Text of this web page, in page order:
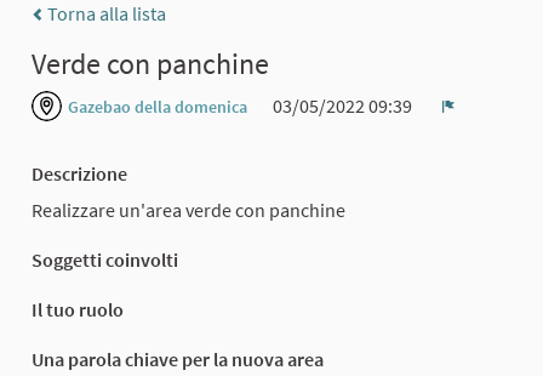
Torna alla lista
Verde con panchine
Gazebao della domenica
03/05/2022 09:39
Descrizione
Realizzare un'area verde con panchine
Soggetti coinvolti
Il tuo ruolo
Una parola chiave per la nuova area